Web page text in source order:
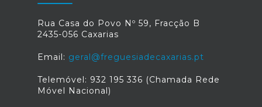
Rua Casa do Povo Nº 59, Fracção B
2435-056 Caxarias
Email: geral@freguesiadecaxarias.pt
Telemóvel: 932 195 336 (Chamada Rede
Móvel Nacional)